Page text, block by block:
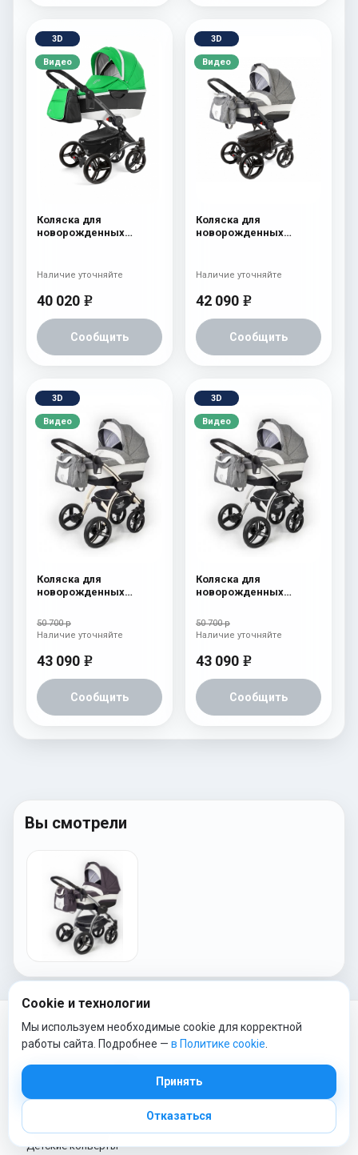
3D
Видео
Коляска для
новорожденных
40 020 e
Сообщить
Наличие уточняйте
3D
Видео
Коляска для
новорожденных
42 090 e
Сообщить
Наличие уточняйте
3D
Видео
Коляска для
новорожденных
Beige) Denim
50 700 р
43 090 e
Сообщить
Наличие уточняйте
3D
Видео
Коляска для
новорожденных
White) Denim
50 700 р
43 090 e
Сообщить
Наличие уточняйте
Вы смотрели
ТОП КАТЕГОРИИ
Коляски
Постельное белье
Детские конверты
Cookie и технологии
Мы используем необходимые cookie для корректной
работы сайта. Подробнее — в Политике cookie
Принять
Отказаться